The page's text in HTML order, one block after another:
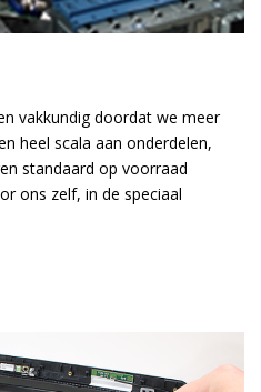
vakkundig doordat we meer
heel scala aan onderdelen,
standaard op voorraad
ons zelf, in de speciaal